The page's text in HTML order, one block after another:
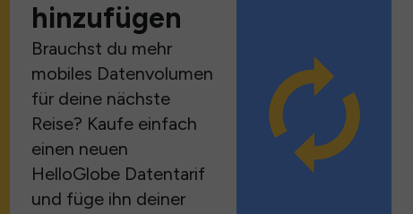
hinzufügen
Brauchst du mehr
mobiles Datenvolumen
für deine nächste
Reise? Kaufe einfach
einen neuen
HelloGlobe Datentarif
und füge ihn deiner